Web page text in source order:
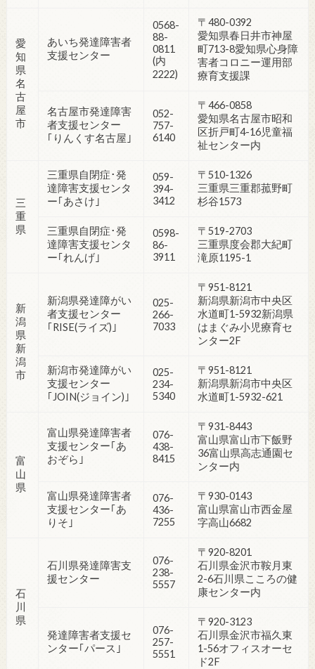
愛
知
県
名
古
屋
市
あいち発達障害者
支援センター
0568-
88-
0811
(内
2222)
〒480-0392
愛知県春日井市神屋
町713-8愛知県心身障
害者コロニー運用部
療育支援課
名古屋市発達障害
者支援センター
｢りんくす名古屋｣
052-
757-
6140
〒466-0858
愛知県名古屋市昭和
区折戸町4-16児童福
祉センター内
三
重
県
三重県自閉症･発
達障害支援センタ
ー｢あさけ｣
059-
394-
3412
〒510-1326
三重県三重郡菰野町
杉谷1573
三重県自閉症･発
達障害支援センタ
ー｢れんげ｣
0598-
86-
3911
〒519-2703
三重県度会郡大紀町
滝原1195-1
新
潟
県
新
潟
市
新潟県発達障がい
者支援センター
｢RISE(ライズ)｣
025-
266-
7033
〒951-8121
新潟県新潟市中央区
水道町1-5932新潟県
はまぐみ小児療育セ
ンター2F
新潟市発達障がい
支援センター
｢JOIN(ジョイン)｣
025-
234-
5340
〒951-8121
新潟県新潟市中央区
水道町1-5932-621
富
山
県
富山県発達障害者
支援センター｢あ
おぞら｣
076-
438-
8415
〒931-8443
富山県富山市下飯野
36富山県高志通園セ
ンター内
富山県発達障害者
支援センター｢あ
りそ｣
076-
436-
7255
〒930-0143
富山県富山市西金屋
字高山6682
石
川
県
石川県発達障害支
援センター
076-
238-
5557
〒920-8201
石川県金沢市鞍月東
2-6石川県こころの健
康センター内
発達障害者支援セ
ンター｢パース｣
076-
257-
5551
〒920-3123
石川県金沢市福久東
1-56オフィスオーセ
ド2F